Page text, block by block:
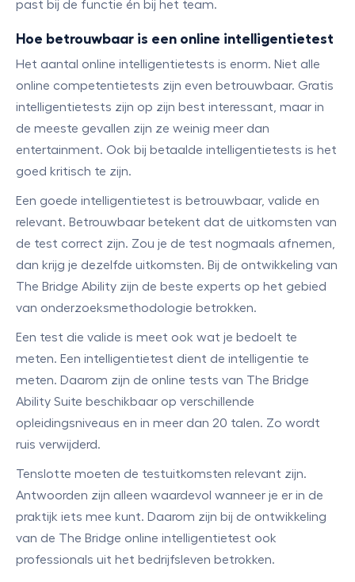
past bij de functie én bij het team.
Hoe betrouwbaar is een online intelligentietest
Het aantal online intelligentietests is enorm. Niet alle
online competentietests zijn even betrouwbaar. Gratis
intelligentietests zijn op zijn best interessant, maar in
de meeste gevallen zijn ze weinig meer dan
entertainment. Ook bij betaalde intelligentietests is het
goed kritisch te zijn.
Een goede intelligentietest is betrouwbaar, valide en
relevant. Betrouwbaar betekent dat de uitkomsten van
de test correct zijn. Zou je de test nogmaals afnemen,
dan krijg je dezelfde uitkomsten. Bij de ontwikkeling van
The Bridge Ability zijn de beste experts op het gebied
van onderzoeksmethodologie betrokken.
Een test die valide is meet ook wat je bedoelt te
meten. Een intelligentietest dient de intelligentie te
meten. Daarom zijn de online tests van The Bridge
Ability Suite beschikbaar op verschillende
opleidingsniveaus en in meer dan 20 talen. Zo wordt
ruis verwijderd.
Tenslotte moeten de testuitkomsten relevant zijn.
Antwoorden zijn alleen waardevol wanneer je er in de
praktijk iets mee kunt. Daarom zijn bij de ontwikkeling
van de The Bridge online intelligentietest ook
professionals uit het bedrijfsleven betrokken.